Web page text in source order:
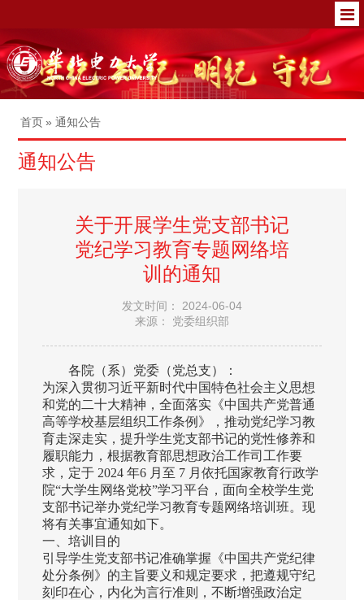
首页 » 通知公告
通知公告
关于开展学生党支部书记
党纪学习教育专题网络培
训的通知
发文时间： 2024-06-04
来源： 党委组织部
各院（系）党委（党总支）：
为深入贯彻习近平新时代中国特色社会主义思想
和党的二十大精神，全面落实《中国共产党普通
高等学校基层组织工作条例》，推动党纪学习教
育走深走实，提升学生党支部书记的党性修养和
履职能力，根据教育部思想政治工作司工作要
求，定于 2024 年6 月至 7 月依托国家教育行政学
院“大学生网络党校”学习平台，面向全校学生党
支部书记举办党纪学习教育专题网络培训班。现
将有关事宜通知如下。
一、培训目的
引导学生党支部书记准确掌握《中国共产党纪律
处分条例》的主旨要义和规定要求，把遵规守纪
刻印在心，内化为言行准则，不断增强政治定